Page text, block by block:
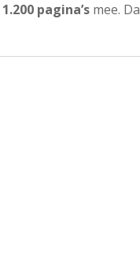
1.200 pagina’smee.